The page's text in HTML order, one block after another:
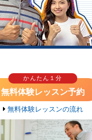
かんたん１分
無料体験レッスン予約
無料体験レッスンの流れ